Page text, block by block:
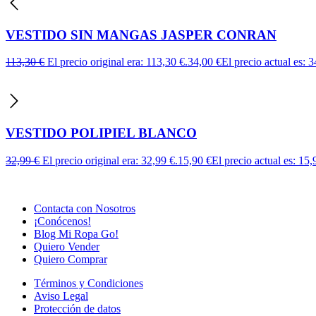
VESTIDO SIN MANGAS JASPER CONRAN
113,30€ El precio original era: 113,30 €.34,00 €El precio actual es:
VESTIDO POLIPIEL BLANCO
32,99€ El precio original era: 32,99 €.15,90 €El precio actual es:
Contacta con Nosotros
¡Conócenos!
Blog Mi Ropa Go!
Quiero Vender
Quiero Comprar
Términos y Condiciones
Aviso Legal
Protección de datos